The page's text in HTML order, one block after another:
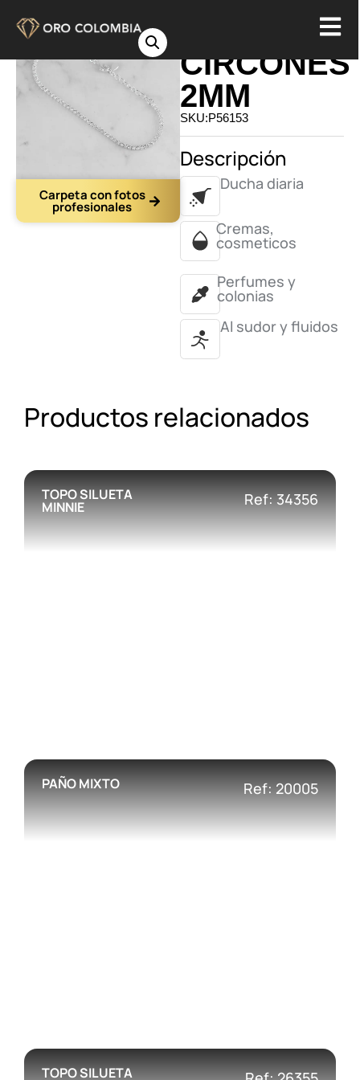
Carpeta con fotos
profesionales
PULSERA
CIRCONES
2MM
SKU:P56153
Descripción
Ducha diaria
Cremas,
cosmeticos
Perfumes y
colonias
Al sudor y fluidos
Productos relacionados
TOPO SILUETA
MINNIE Ref: 34356
PAÑO MIXTO Ref: 20005
TOPO SILUETA